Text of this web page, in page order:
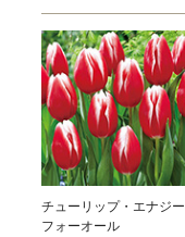
チューリップ・エナジー
フォーオール